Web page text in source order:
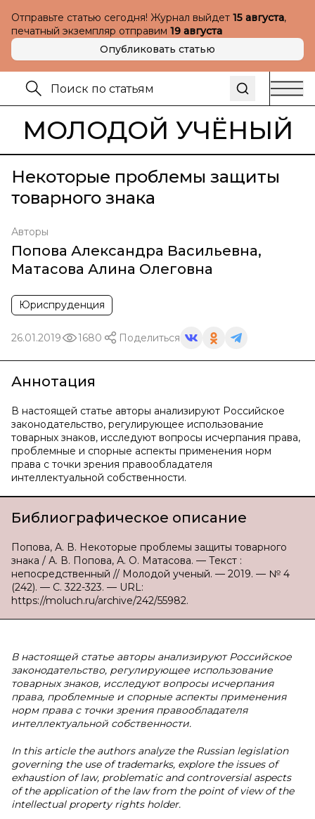
Отправьте статью сегодня! Журнал выйдет 15 августа,
печатный экземпляр отправим 19 августа
Опубликовать статью
МОЛОДОЙ УЧЁНЫЙ
Некоторые проблемы защиты
товарного знака
Авторы
Попова Александра Васильевна,
Матасова Алина Олеговна
Юриспруденция
26.01.2019 1680 Поделиться
Аннотация
В настоящей статье авторы анализируют Российское
законодательство, регулирующее использование
товарных знаков, исследуют вопросы исчерпания права,
проблемные и спорные аспекты применения норм
права с точки зрения правообладателя
интеллектуальной собственности.
Библиографическое описание
Попова, А. В. Некоторые проблемы защиты товарного
знака / А. В. Попова, А. О. Матасова. — Текст :
непосредственный // Молодой ученый. — 2019. — № 4
(242). — С. 322-323. — URL:
https://moluch.ru/archive/242/55982.
В настоящей статье авторы анализируют Российское
законодательство, регулирующее использование
товарных знаков, исследуют вопросы исчерпания
права, проблемные и спорные аспекты применения
норм права с точки зрения правообладателя
интеллектуальной собственности.
In this article the authors analyze the Russian legislation
governing the use of trademarks, explore the issues of
exhaustion of law, problematic and controversial aspects
of the application of the law from the point of view of the
intellectual property rights holder.